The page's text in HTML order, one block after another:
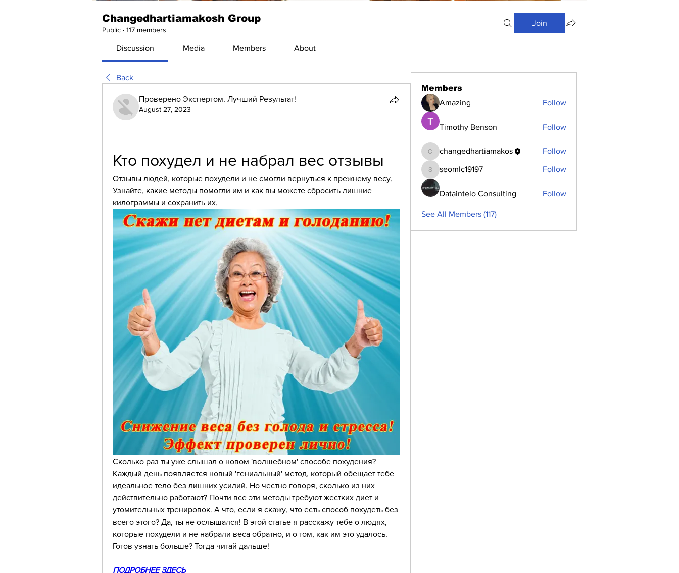
Changedhartiamakosh Group
Public · 117 members
Join
Discussion Media Members About
Back
Проверено Экспертом. Лучший Результат!
August 27, 2023
Кто похудел и не набрал вес отзывы
Отзывы людей, которые похудели и не смогли вернуться к прежнему весу.
Узнайте, какие методы помогли им и как вы можете сбросить лишние
килограммы и сохранить их.
Сколько раз ты уже слышал о новом 'волшебном' способе похудения?
Каждый день появляется новый 'гениальный' метод, который обещает тебе
идеальное тело без лишних усилий. Но честно говоря, сколько из них
действительно работают? Почти все эти методы требуют жестких диет и
утомительных тренировок. А что, если я скажу, что есть способ похудеть без
всего этого? Да, ты не ослышался! В этой статье я расскажу тебе о людях,
которые похудели и не набрали веса обратно, и о том, как им это удалось.
Готов узнать больше? Тогда читай дальше!
ПОДРОБНЕЕ ЗДЕСЬ
Members
Amazing
Follow
Timothy Benson Follow
changedhartiamakos
changedhartiamakos Follow
seomlc19197
seomlc19197 Follow
Dataintelo Consulting Follow
See All Members (117)